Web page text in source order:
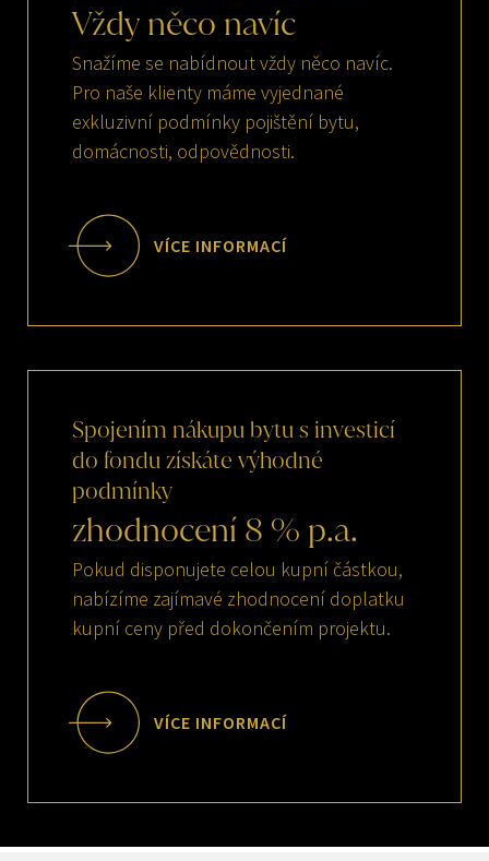
Vždy něco navíc
Snažíme se nabídnout vždy něco navíc.
Pro naše klienty máme vyjednané
exkluzivní podmínky pojištění bytu,
domácnosti, odpovědnosti.
VÍCE INFORMACÍ
Spojením nákupu bytus investicí
do fonduzískáte výhodné
podmínky
zhodnocení 8 % p.a.
Pokud disponujete celou kupní částkou,
nabízíme zajímavé zhodnocení doplatku
kupní ceny před dokončením projektu.
VÍCE INFORMACÍ